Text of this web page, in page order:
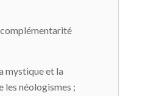
complémentarité
mystique et la
les néologismes ;